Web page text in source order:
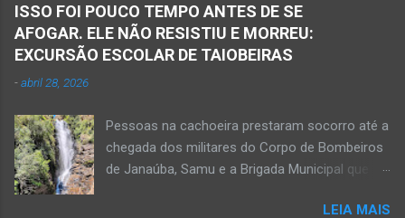
ISSO FOI POUCO TEMPO ANTES DE SE
AFOGAR. ELE NÃO RESISTIU E MORREU:
EXCURSÃO ESCOLAR DE TAIOBEIRAS
-abril 28, 2026
Pessoas na cachoeira prestaram socorro até a
chegada dos militares do Corpo de Bombeiros
de Janaúba, Samu e a Brigada Municipal que
resistiu e foi a óbito Foto álbum pessoal Kauan
LEIA MAIS